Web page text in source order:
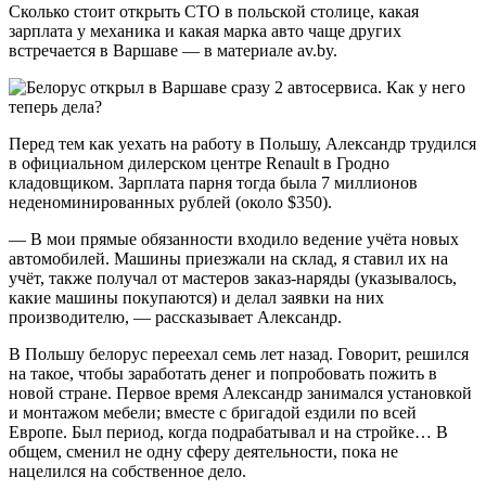
Сколько стоит открыть СТО в польской столице, какая
зарплата у механика и какая марка авто чаще других
встречается в Варшаве — в материале av.by.
Перед тем как уехать на работу в Польшу, Александр трудился
в официальном дилерском центре Renault в Гродно
кладовщиком. Зарплата парня тогда была 7 миллионов
неденоминированных рублей (около $350).
— В мои прямые обязанности входило ведение учёта новых
автомобилей. Машины приезжали на склад, я ставил их на
учёт, также получал от мастеров заказ-наряды (указывалось,
какие машины покупаются) и делал заявки на них
производителю, — рассказывает Александр.
В Польшу белорус переехал семь лет назад. Говорит, решился
на такое, чтобы заработать денег и попробовать пожить в
новой стране. Первое время Александр занимался установкой
и монтажом мебели; вместе с бригадой ездили по всей
Европе. Был период, когда подрабатывал и на стройке… В
общем, сменил не одну сферу деятельности, пока не
нацелился на собственное дело.